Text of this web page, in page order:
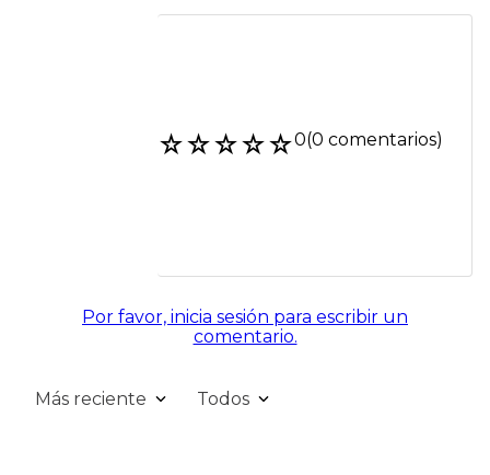
☆☆☆☆☆0(0 comentarios)
Por favor, inicia sesión para escribir un
comentario.
Más reciente Todos